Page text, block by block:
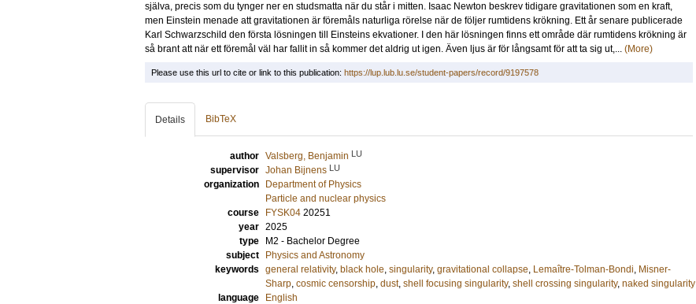
själva, precis som du tynger ner en studsmatta när du står i mitten. Isaac Newton beskrev tidigare gravitationen som en kraft,
men Einstein menade att gravitationen är föremåls naturliga rörelse när de följer rumtidens krökning. Ett år senare publicerade
Karl Schwarzschild den första lösningen till Einsteins ekvationer. I den här lösningen finns ett område där rumtidens krökning är
så brant att när ett föremål väl har fallit in så kommer det aldrig ut igen. Även ljus är för långsamt för att ta sig ut,... (More)
Please use this url to cite or link to this publication: https://lup.lub.lu.se/student-papers/record/9197578
Details BibTeX
author Valsberg, Benjamin LU
supervisor Johan Bijnens LU
organization
Department of Physics
Particle and nuclear physics
course
FYSK04 20251
year 2025
type
M2 - Bachelor Degree
subject
Physics and Astronomy
keywords general relativity, black hole, singularity, gravitational collapse, Lemaître-Tolman-Bondi, Misner-
Sharp, cosmic censorship, dust, shell focusing singularity, shell crossing singularity, naked singularity
language
English